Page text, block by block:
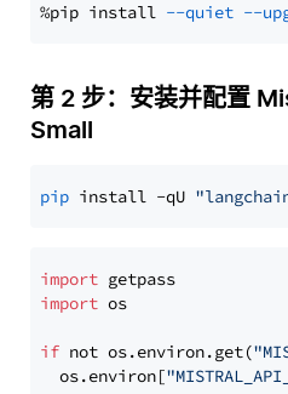
%pip install --quiet --
第 2 步：安装并配置
Small
pip install -qU
import
import os
if not os.environ.get(
  os.environ[